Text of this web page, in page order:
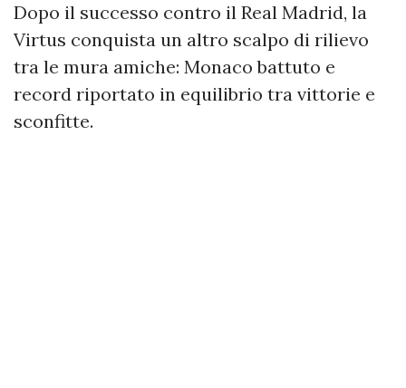
Dopo il successo contro il Real Madrid, la
Virtus conquista un altro scalpo di rilievo
tra le mura amiche: Monaco battuto e
record riportato in equilibrio tra vittorie e
sconfitte.